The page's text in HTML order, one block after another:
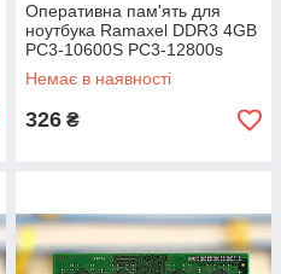
Оперативна пам'ять для
ноутбука Ramaxel DDR3 4GB
PC3-10600S PC3-12800s
SODIMM (б/у)
Немає в наявності
326 ₴